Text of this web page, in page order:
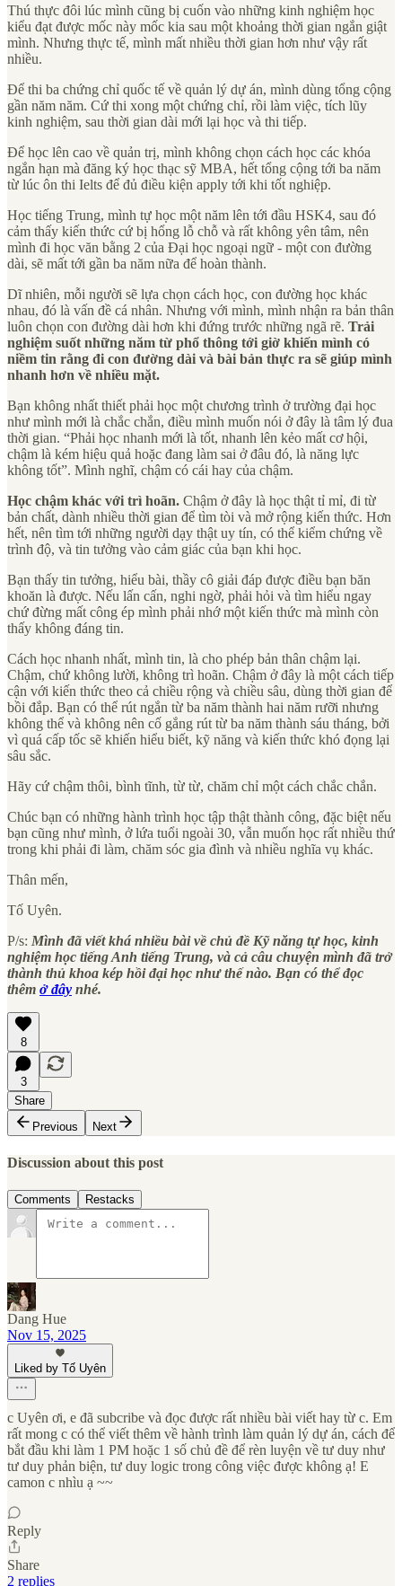
Thú thực đôi lúc mình cũng bị cuốn vào những kinh nghiệm học
kiểu đạt được mốc này mốc kia sau một khoảng thời gian ngắn giật
mình. Nhưng thực tế, mình mất nhiều thời gian hơn như vậy rất
nhiều.
Để thi ba chứng chỉ quốc tế về quản lý dự án, mình dùng tổng cộng
gần năm năm. Cứ thi xong một chứng chỉ, rồi làm việc, tích lũy
kinh nghiệm, sau thời gian dài mới lại học và thi tiếp.
Để học lên cao về quản trị, mình không chọn cách học các khóa
ngắn hạn mà đăng ký học thạc sỹ MBA, hết tổng cộng tới ba năm
từ lúc ôn thi Ielts để đủ điều kiện apply tới khi tốt nghiệp.
Học tiếng Trung, mình tự học một năm lên tới đầu HSK4, sau đó
cảm thấy kiến thức cứ bị hổng lỗ chỗ và rất không yên tâm, nên
mình đi học văn bằng 2 của Đại học ngoại ngữ - một con đường
dài, sẽ mất tới gần ba năm nữa để hoàn thành.
Dĩ nhiên, mỗi người sẽ lựa chọn cách học, con đường học khác
nhau, đó là vấn đề cá nhân. Nhưng với mình, mình nhận ra bản thân
luôn chọn con đường dài hơn khi đứng trước những ngã rẽ. Trải
nghiệm suốt những năm từ phổ thông tới giờ khiến mình có
niềm tin rằng đi con đường dài và bài bản thực ra sẽ giúp mình
nhanh hơn về nhiều mặt.
Bạn không nhất thiết phải học một chương trình ở trường đại học
như mình mới là chắc chắn, điều mình muốn nói ở đây là tâm lý đua
thời gian. “Phải học nhanh mới là tốt, nhanh lên kẻo mất cơ hội,
chậm là kém hiệu quả hoặc đang làm sai ở đâu đó, là năng lực
không tốt”. Mình nghĩ, chậm có cái hay của chậm.
Học chậm khác với trì hoãn. Chậm ở đây là học thật tỉ mỉ, đi từ
bản chất, dành nhiều thời gian để tìm tòi và mở rộng kiến thức. Hơn
hết, nên tìm tới những người dạy thật uy tín, có thể kiểm chứng về
trình độ, và tin tưởng vào cảm giác của bạn khi học.
Bạn thấy tin tưởng, hiểu bài, thầy cô giải đáp được điều bạn băn
khoăn là được. Nếu lấn cấn, nghi ngờ, phải hỏi và tìm hiểu ngay
chứ đừng mất công ép mình phải nhớ một kiến thức mà mình còn
thấy không đáng tin.
Cách học nhanh nhất, mình tin, là cho phép bản thân chậm lại.
Chậm, chứ không lười, không trì hoãn. Chậm ở đây là một cách tiếp
cận với kiến thức theo cả chiều rộng và chiều sâu, dùng thời gian để
bồi đắp. Bạn có thể rút ngắn từ ba năm thành hai năm rưỡi nhưng
không thể và không nên cố gắng rút từ ba năm thành sáu tháng, bởi
vì quá cấp tốc sẽ khiến hiểu biết, kỹ năng và kiến thức khó đọng lại
sâu sắc.
Hãy cứ chậm thôi, bình tĩnh, từ từ, chăm chỉ một cách chắc chắn.
Chúc bạn có những hành trình học tập thật thành công, đặc biệt nếu
bạn cũng như mình, ở lứa tuổi ngoài 30, vẫn muốn học rất nhiều thứ
trong khi phải đi làm, chăm sóc gia đình và nhiều nghĩa vụ khác.
Thân mến,
Tố Uyên.
P/s: Mình đã viết khá nhiều bài về chủ đề Kỹ năng tự học, kinh
nghiệm học tiếng Anh tiếng Trung, và cả câu chuyện mình đã trở
thành thủ khoa kép hồi đại học như thế nào. Bạn có thể đọc
thêm ở đây nhé.
8
3
Share
Previous
Next
Discussion about this post
Comments Restacks
Dang Hue
Nov 15, 2025
Liked by Tố Uyên
c Uyên ơi, e đã subcribe và đọc được rất nhiều bài viết hay từ c. Em
rất mong c có thể viết thêm về hành trình làm quản lý dự án, cách để
bắt đầu khi làm 1 PM hoặc 1 số chủ đề để rèn luyện về tư duy như
tư duy phản biện, tư duy logic trong công việc được không ạ! E
camon c nhìu ạ ~~
Reply
Share
2 replies